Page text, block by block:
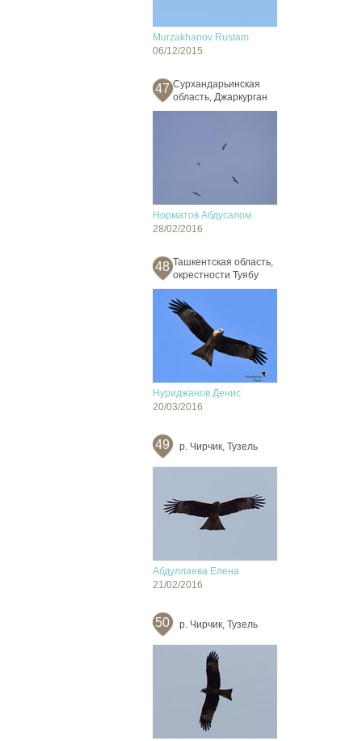
Murzakhanov Rustam
06/12/2015
47 Сурхандарьинская
область, Джаркурган
Норматов Абдусалом
28/02/2016
48 Ташкентская область,
окрестности Туябу
Нуриджанов Денис
20/03/2016
49 р. Чирчик, Тузель
Абдуллаева Елена
21/02/2016
50 р. Чирчик, Тузель